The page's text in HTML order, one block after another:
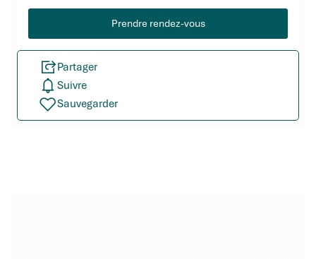
Prendre rendez-vous
Partager
Suivre
Sauvegarder